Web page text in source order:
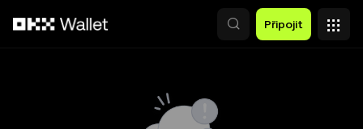
Připojit